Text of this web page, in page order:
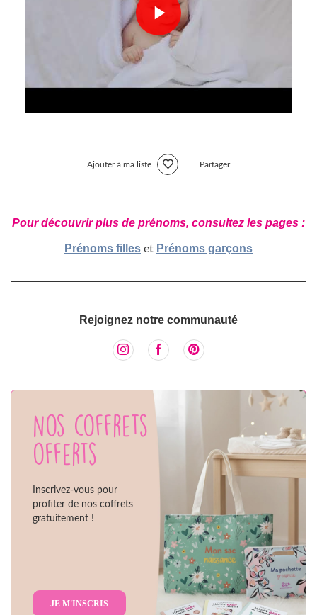
Ajouter à ma liste Partager
Pour découvrir plus de prénoms, consultez les pages :
Prénoms filles et Prénoms garçons
Rejoignez notre communauté
Nos coffrets
offerts
Inscrivez-vous pour
profiter de nos coffrets
gratuitement !
JE M'INSCRIS